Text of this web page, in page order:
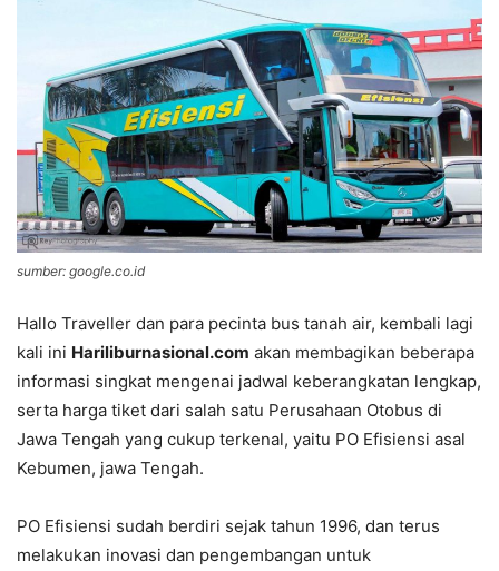
sumber: google.co.id
Hallo Traveller dan para pecinta bus tanah air, kembali lagi
kali ini Hariliburnasional.com akan membagikan beberapa
informasi singkat mengenai jadwal keberangkatan lengkap,
serta harga tiket dari salah satu Perusahaan Otobus di
Jawa Tengah yang cukup terkenal, yaitu PO Efisiensi asal
Kebumen, jawa Tengah.
PO Efisiensi sudah berdiri sejak tahun 1996, dan terus
melakukan inovasi dan pengembangan untuk